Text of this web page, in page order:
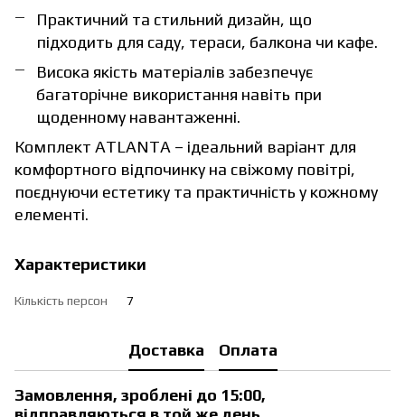
Практичний та стильний дизайн, що
підходить для саду, тераси, балкона чи кафе.
Висока якість матеріалів забезпечує
багаторічне використання навіть при
щоденному навантаженні.
Комплект ATLANTA – ідеальний варіант для
комфортного відпочинку на свіжому повітрі,
поєднуючи естетику та практичність у кожному
елементі.
Характеристики
Кількість персон 7
Доставка Оплата
Замовлення, зроблені до 15:00,